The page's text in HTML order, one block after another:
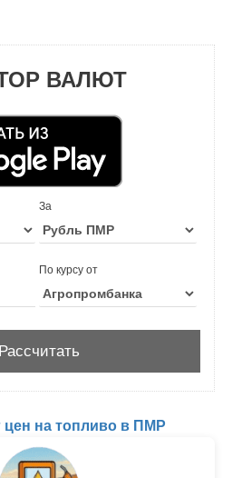
ВАЛЮТ
За
По курсу от
цен на топливо в ПМР